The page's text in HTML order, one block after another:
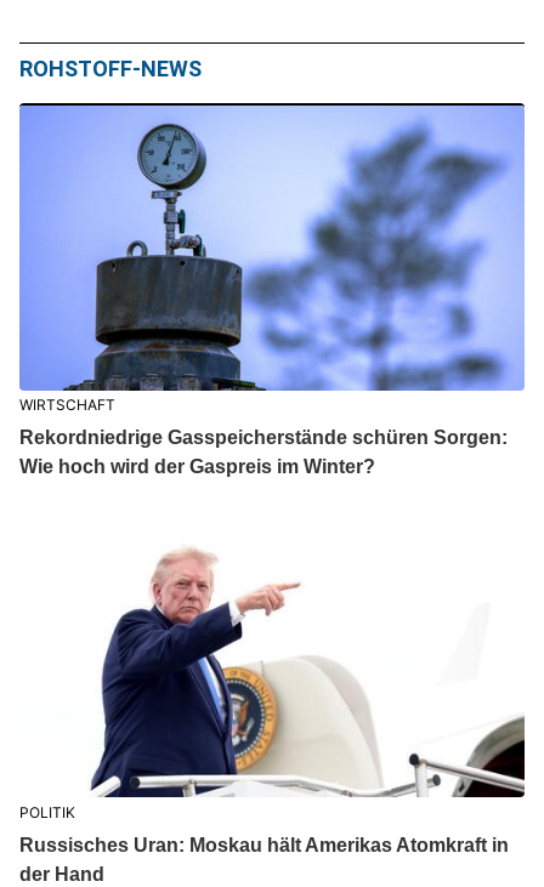
ROHSTOFF-NEWS
WIRTSCHAFT
Rekordniedrige Gasspeicherstände schüren Sorgen:
Wie hoch wird der Gaspreis im Winter?
POLITIK
Russisches Uran: Moskau hält Amerikas Atomkraft in
der Hand